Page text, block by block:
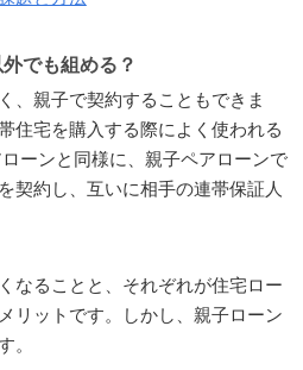
でも組める？
、親子で契約することもできま
住宅を購入する際によく使われる
ーンと同様に、親子ペアローンで
契約し、互いに相手の連帯保証人
なることと、それぞれが住宅ロー
リットです。しかし、親子ローン
。